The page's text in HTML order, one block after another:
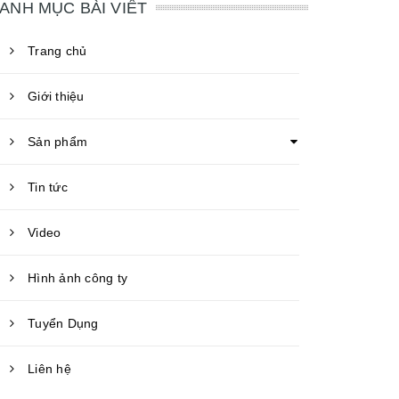
MỤC BÀI VIẾT
Trang chủ
Giới thiệu
Sản phẩm
Tin tức
Video
Hình ảnh công ty
Tuyển Dụng
Liên hệ